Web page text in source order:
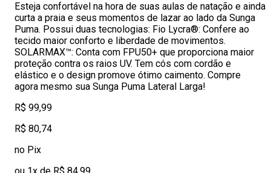
Esteja confortável na hora de suas aulas de natação e ainda
curta a praia e seus momentos de lazar ao lado da Sunga
Puma. Possui duas tecnologias: Fio Lycra®: Confere ao
tecido maior conforto e liberdade de movimentos.
SOLARMAX™: Conta com FPU50+ que proporciona maior
proteção contra os raios UV. Tem cós com cordão e
elástico e o design promove ótimo caimento. Compre
agora mesmo sua Sunga Puma Lateral Larga!
R$ 99,99
R$ 80,74
no Pix